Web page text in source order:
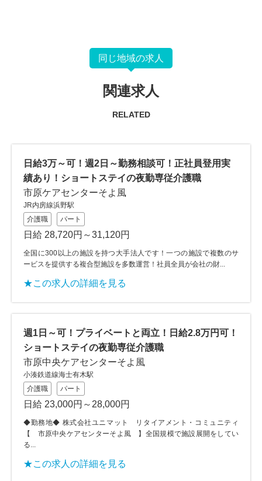
同じ地域の求人
関連求人
RELATED
日給3万～可！週2日～勤務相談可！正社員登用実
績あり！ショートステイの夜勤専従介護職
市原ケアセンターそよ風
JR内房線浜野駅
介護職
パート
日給 28,720円～31,120円
全国に300以上の施設を持つ大手法人です！一つの施設で複数のサ
ービスを提供する複合型施設を多数運営！社員全員が会社の財...
★この求人の詳細を見る
週1日～可！プライベートと両立！日給2.8万円可！
ショートステイの夜勤専従介護職
市原中央ケアセンターそよ風
小湊鉄道線海士有木駅
介護職
パート
日給 23,000円～28,000円
◆勤務地◆ 株式会社ユニマット リタイアメント・コミュニティ
【 市原中央ケアセンターそよ風 】全国規模で施設展開をしてい
る...
★この求人の詳細を見る